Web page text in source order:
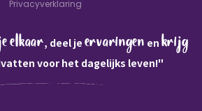
Privacyverklaring
elkaar, deel je ervaringen en krijg
voor het dagelijks leven!"